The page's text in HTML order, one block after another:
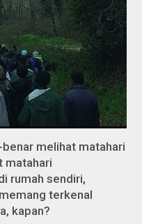
melihat matahari
matahari
rumah sendiri,
terkenal
kapan?